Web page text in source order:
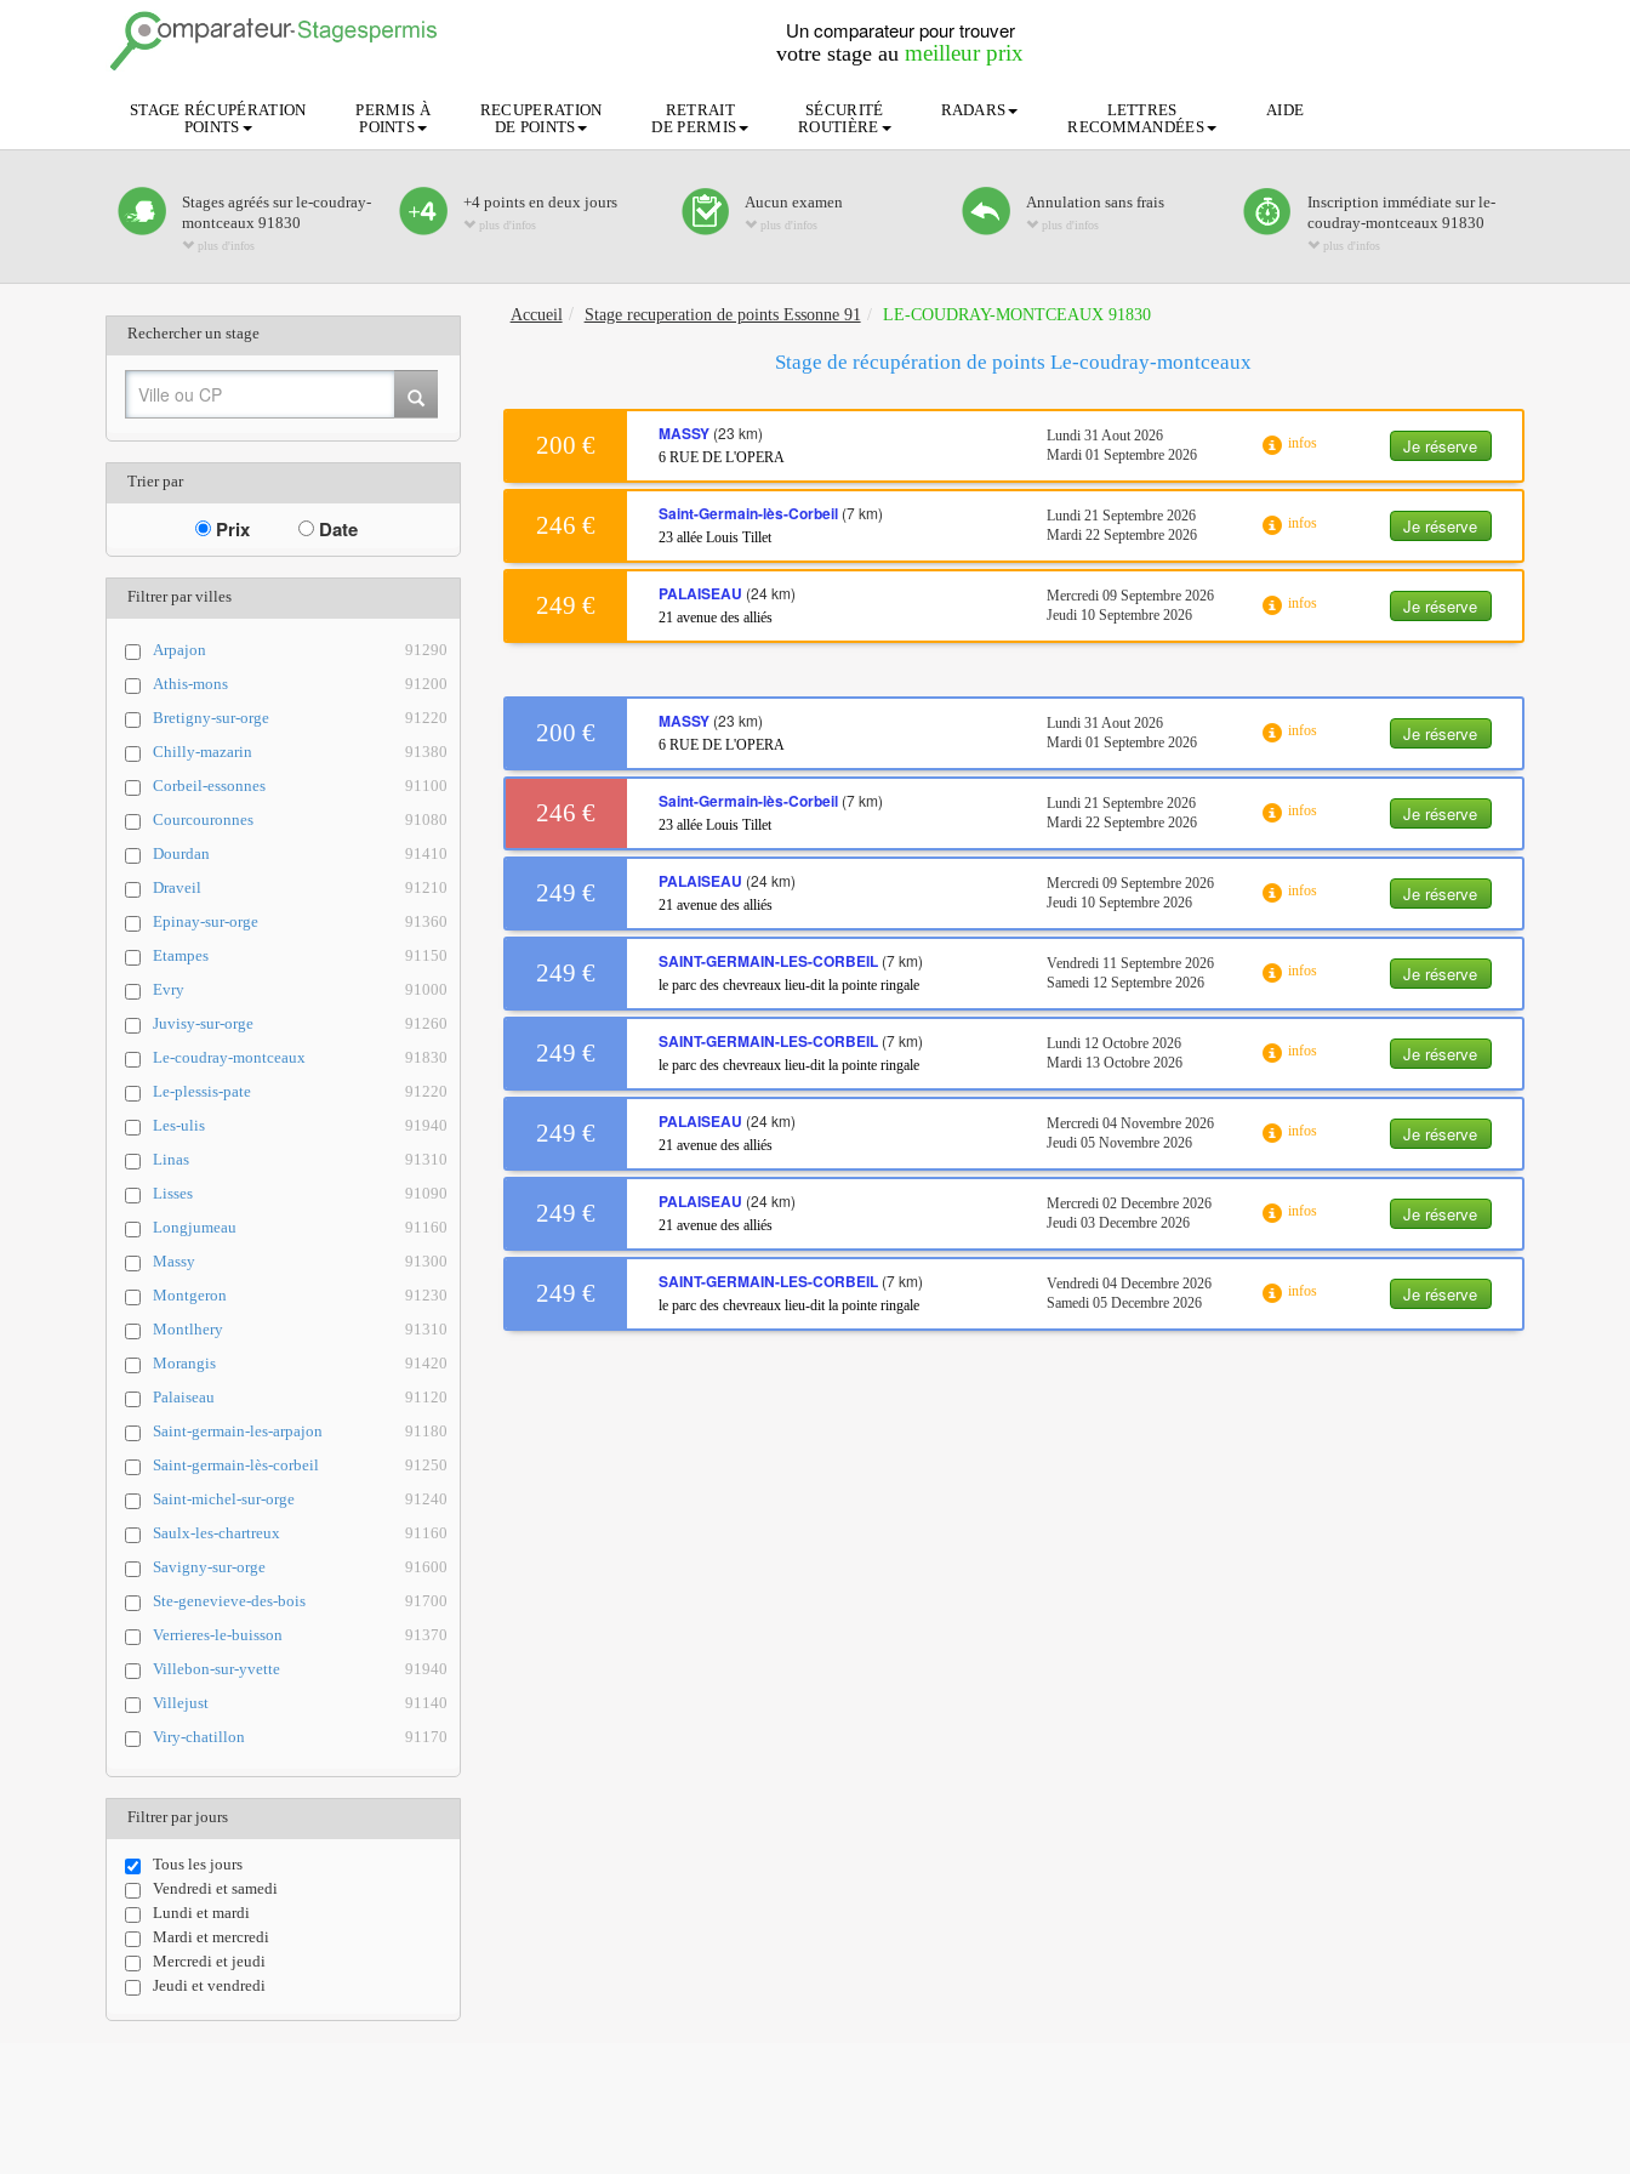
Un comparateur pour trouver
votre stage aumeilleur prix
STAGE RÉCUPÉRATION
POINTS
PERMIS À
POINTS
RECUPERATION
DE POINTS
RETRAIT
DE PERMIS
SÉCURITÉ
ROUTIÈRE
RADARS
LETTRES
RECOMMANDÉES
AIDE
Stages agréés sur le-coudray-
montceaux 91830
plus d'infos
+4 points en deux jours
plus d'infos
Aucun examen
plus d'infos
Annulation sans frais
plus d'infos
Inscription immédiate sur le-
coudray-montceaux 91830
plus d'infos
Rechercher un stage
Trier par
Prix Date
Filtrer par villes
Arpajon
91290
Athis-mons
91200
Bretigny-sur-orge
91220
Chilly-mazarin
91380
Corbeil-essonnes
91100
Courcouronnes
91080
Dourdan
91410
Draveil
91210
Epinay-sur-orge
91360
Etampes
91150
Evry
91000
Juvisy-sur-orge
91260
Le-coudray-montceaux
91830
Le-plessis-pate
91220
Les-ulis
91940
Linas
91310
Lisses
91090
Longjumeau
91160
Massy
91300
Montgeron
91230
Montlhery
91310
Morangis
91420
Palaiseau
91120
Saint-germain-les-arpajon
91180
Saint-germain-lès-corbeil
91250
Saint-michel-sur-orge
91240
Saulx-les-chartreux
91160
Savigny-sur-orge
91600
Ste-genevieve-des-bois
91700
Verrieres-le-buisson
91370
Villebon-sur-yvette
91940
Villejust
91140
Viry-chatillon
91170
Filtrer par jours
Tous les jours
Vendredi et samedi
Lundi et mardi
Mardi et mercredi
Mercredi et jeudi
Jeudi et vendredi
Accueil Stage recuperation de points Essonne 91 LE-COUDRAY-MONTCEAUX 91830
Stage de récupération de points Le-coudray-montceaux
Je réserve
200 € MASSY(23 km)
6 RUE DE L'OPERA
Lundi 31 Aout 2026
Mardi 01 Septembre 2026
infos
Je réserve
246 € Saint-Germain-lès-Corbeil(7 km)
23 allée Louis Tillet
Lundi 21 Septembre 2026
Mardi 22 Septembre 2026
infos
Je réserve
249 € PALAISEAU (24 km)
21 avenue des alliés
Mercredi 09 Septembre 2026
Jeudi 10 Septembre 2026
infos
Je réserve
200 € MASSY(23 km)
6 RUE DE L'OPERA
Lundi 31 Aout 2026
Mardi 01 Septembre 2026
infos
Je réserve
246 € Saint-Germain-lès-Corbeil(7 km)
23 allée Louis Tillet
Lundi 21 Septembre 2026
Mardi 22 Septembre 2026
infos
Je réserve
249 € PALAISEAU (24 km)
21 avenue des alliés
Mercredi 09 Septembre 2026
Jeudi 10 Septembre 2026
infos
Je réserve
249 € SAINT-GERMAIN-LES-CORBEIL(7 km)
le parc des chevreaux lieu-dit la pointe ringale
Vendredi 11 Septembre 2026
Samedi 12 Septembre 2026
infos
Je réserve
249 € SAINT-GERMAIN-LES-CORBEIL(7 km)
le parc des chevreaux lieu-dit la pointe ringale
Lundi 12 Octobre 2026
Mardi 13 Octobre 2026
infos
Je réserve
249 € PALAISEAU (24 km)
21 avenue des alliés
Mercredi 04 Novembre 2026
Jeudi 05 Novembre 2026
infos
Je réserve
249 € PALAISEAU (24 km)
21 avenue des alliés
Mercredi 02 Decembre 2026
Jeudi 03 Decembre 2026
infos
Je réserve
249 € SAINT-GERMAIN-LES-CORBEIL(7 km)
le parc des chevreaux lieu-dit la pointe ringale
Vendredi 04 Decembre 2026
Samedi 05 Decembre 2026
infos